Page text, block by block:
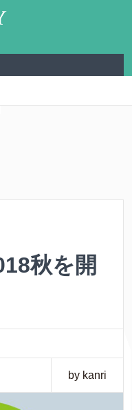
秋を開
by kanri